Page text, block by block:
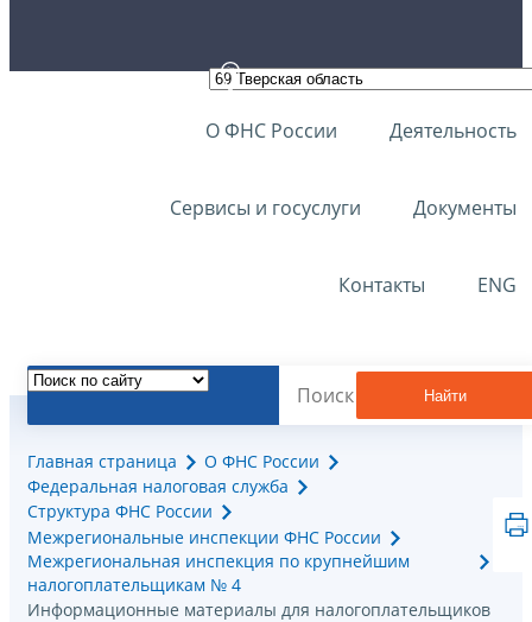
О ФНС России Деятельность
Сервисы и госуслуги Документы
Контакты ENG
Найти
Главная страница
О ФНС России
Федеральная налоговая служба
Структура ФНС России
Межрегиональные инспекции ФНС России
Межрегиональная инспекция по крупнейшим
налогоплательщикам № 4
Информационные материалы для налогоплательщиков